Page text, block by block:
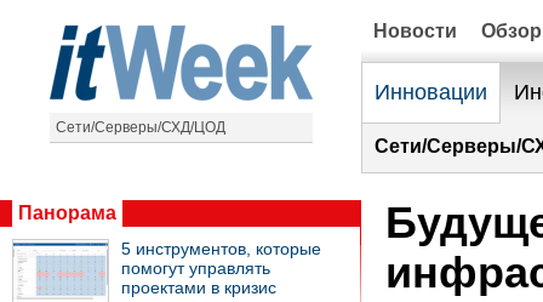
Сети/Серверы/СХД/ЦОД
Новости
Инновации
Сети/Серверы/
Панорама
5 инструментов, которые
помогут управлять
проектами в кризис